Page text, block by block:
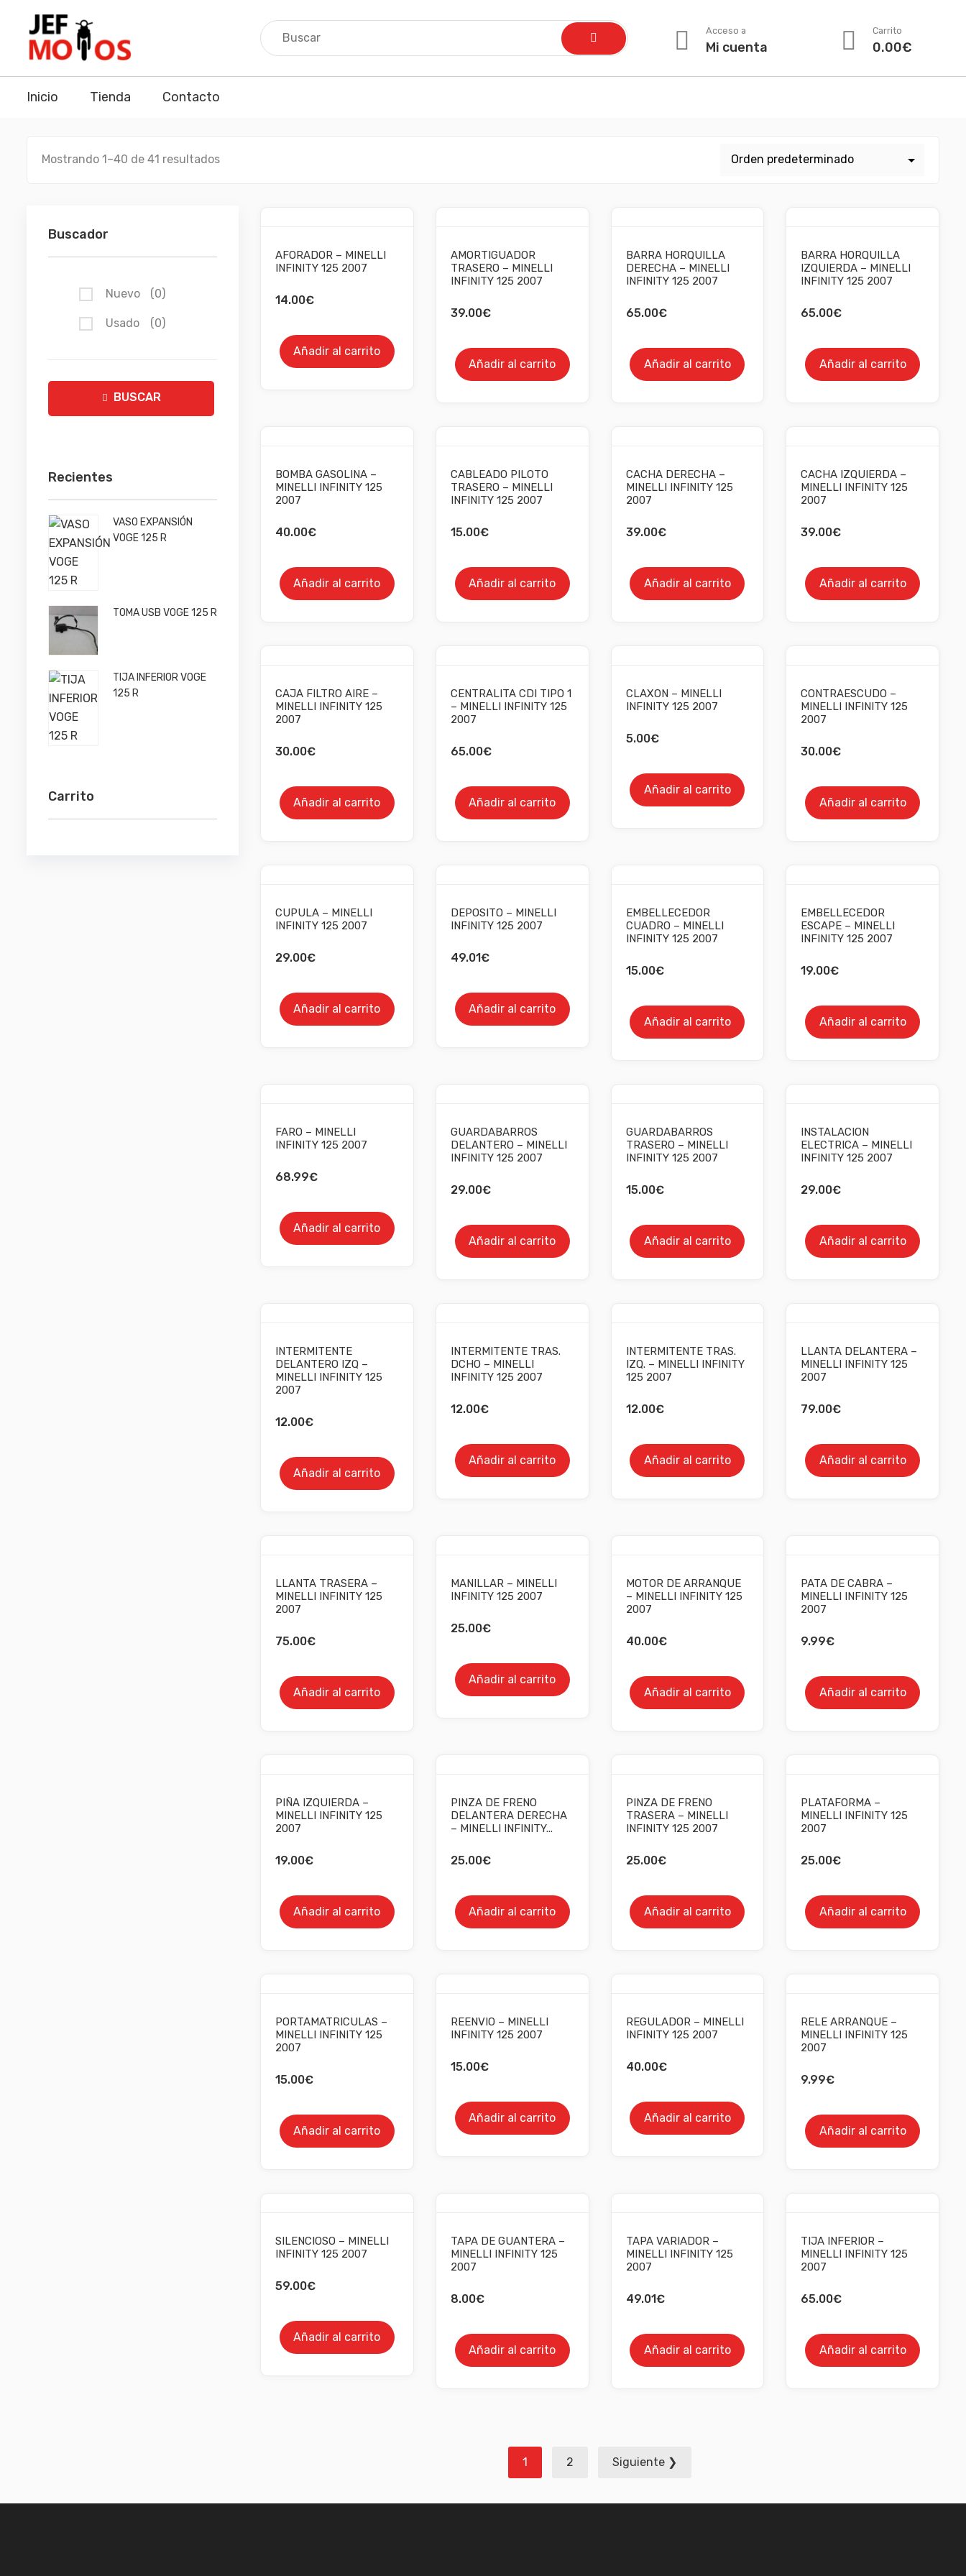
content
Acceso a
Mi cuenta
Carrito
0.00€
Inicio Tienda Contacto
Mostrando 1–40 de 41 resultados
Buscador
Nuevo (0)
Usado (0)
BUSCAR
Recientes
VASO EXPANSIÓN
VOGE 125 R
TOMA USB VOGE 125 R
TIJA INFERIOR VOGE
125 R
Carrito
AFORADOR – MINELLI
INFINITY 125 2007
14.00€
Añadir al carrito
AMORTIGUADOR
TRASERO – MINELLI
INFINITY 125 2007
39.00€
Añadir al carrito
BARRA HORQUILLA
DERECHA – MINELLI
INFINITY 125 2007
65.00€
Añadir al carrito
BARRA HORQUILLA
IZQUIERDA – MINELLI
INFINITY 125 2007
65.00€
Añadir al carrito
BOMBA GASOLINA –
MINELLI INFINITY 125
2007
40.00€
Añadir al carrito
CABLEADO PILOTO
TRASERO – MINELLI
INFINITY 125 2007
15.00€
Añadir al carrito
CACHA DERECHA –
MINELLI INFINITY 125
2007
39.00€
Añadir al carrito
CACHA IZQUIERDA –
MINELLI INFINITY 125
2007
39.00€
Añadir al carrito
CAJA FILTRO AIRE –
MINELLI INFINITY 125
2007
30.00€
Añadir al carrito
CENTRALITA CDI TIPO 1
– MINELLI INFINITY 125
2007
65.00€
Añadir al carrito
CLAXON – MINELLI
INFINITY 125 2007
5.00€
Añadir al carrito
CONTRAESCUDO –
MINELLI INFINITY 125
2007
30.00€
Añadir al carrito
CUPULA – MINELLI
INFINITY 125 2007
29.00€
Añadir al carrito
DEPOSITO – MINELLI
INFINITY 125 2007
49.01€
Añadir al carrito
EMBELLECEDOR
CUADRO – MINELLI
INFINITY 125 2007
15.00€
Añadir al carrito
EMBELLECEDOR
ESCAPE – MINELLI
INFINITY 125 2007
19.00€
Añadir al carrito
FARO – MINELLI
INFINITY 125 2007
68.99€
Añadir al carrito
GUARDABARROS
DELANTERO – MINELLI
INFINITY 125 2007
29.00€
Añadir al carrito
GUARDABARROS
TRASERO – MINELLI
INFINITY 125 2007
15.00€
Añadir al carrito
INSTALACION
ELECTRICA – MINELLI
INFINITY 125 2007
29.00€
Añadir al carrito
INTERMITENTE
DELANTERO IZQ –
MINELLI INFINITY 125
2007
12.00€
Añadir al carrito
INTERMITENTE TRAS.
DCHO – MINELLI
INFINITY 125 2007
12.00€
Añadir al carrito
INTERMITENTE TRAS.
IZQ. – MINELLI INFINITY
125 2007
12.00€
Añadir al carrito
LLANTA DELANTERA –
MINELLI INFINITY 125
2007
79.00€
Añadir al carrito
LLANTA TRASERA –
MINELLI INFINITY 125
2007
75.00€
Añadir al carrito
MANILLAR – MINELLI
INFINITY 125 2007
25.00€
Añadir al carrito
MOTOR DE ARRANQUE
– MINELLI INFINITY 125
2007
40.00€
Añadir al carrito
PATA DE CABRA –
MINELLI INFINITY 125
2007
9.99€
Añadir al carrito
PIÑA IZQUIERDA –
MINELLI INFINITY 125
2007
19.00€
Añadir al carrito
PINZA DE FRENO
DELANTERA DERECHA
– MINELLI INFINITY...
25.00€
Añadir al carrito
PINZA DE FRENO
TRASERA – MINELLI
INFINITY 125 2007
25.00€
Añadir al carrito
PLATAFORMA –
MINELLI INFINITY 125
2007
25.00€
Añadir al carrito
PORTAMATRICULAS –
MINELLI INFINITY 125
2007
15.00€
Añadir al carrito
REENVIO – MINELLI
INFINITY 125 2007
15.00€
Añadir al carrito
REGULADOR – MINELLI
INFINITY 125 2007
40.00€
Añadir al carrito
RELE ARRANQUE –
MINELLI INFINITY 125
2007
9.99€
Añadir al carrito
SILENCIOSO – MINELLI
INFINITY 125 2007
59.00€
Añadir al carrito
TAPA DE GUANTERA –
MINELLI INFINITY 125
2007
8.00€
Añadir al carrito
TAPA VARIADOR –
MINELLI INFINITY 125
2007
49.01€
Añadir al carrito
TIJA INFERIOR –
MINELLI INFINITY 125
2007
65.00€
Añadir al carrito
1 2 Siguiente ❯